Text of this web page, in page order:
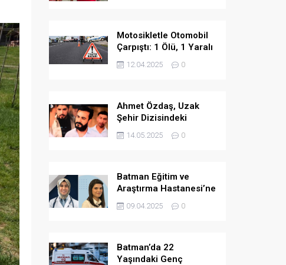
Motosikletle Otomobil
Çarpıştı: 1 Ölü, 1 Yaralı
12.04.2025 0
Ahmet Özdaş, Uzak
Şehir Dizisindeki
Performansıyla Beğeni
Topladı
14.05.2025 0
Batman Eğitim ve
Araştırma Hastanesi’ne
İki Yeni Uzman Hekim
09.04.2025 0
Batman’da 22
Yaşındaki Genç